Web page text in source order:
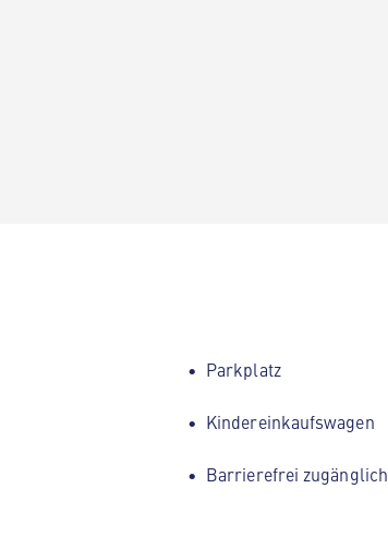
Parkplatz
Kindereinkaufswagen
Barrierefrei zugänglich